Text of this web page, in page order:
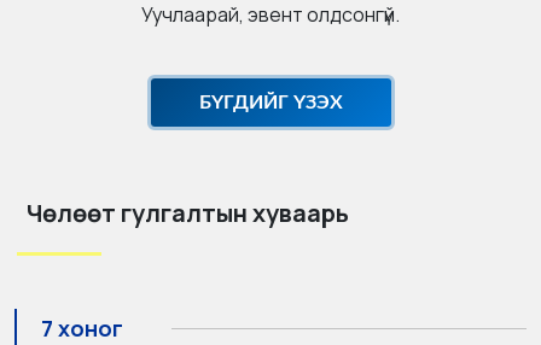
Уучлаарай, эвент олдсонгүй.
БҮГДИЙГ ҮЗЭХ
Чөлөөт гулгалтын хуваарь
7 хоног